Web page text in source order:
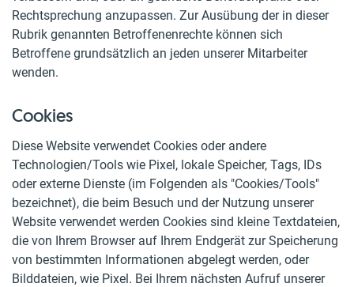
Rechtsprechung anzupassen. Zur Ausübung der in dieser
Rubrik genannten Betroffenenrechte können sich
Betroffene grundsätzlich an jeden unserer Mitarbeiter
wenden.
Cookies
Diese Website verwendet Cookies oder andere
Technologien/Tools wie Pixel, lokale Speicher, Tags, IDs
oder externe Dienste (im Folgenden als "Cookies/Tools"
bezeichnet), die beim Besuch und der Nutzung unserer
Website verwendet werden Cookies sind kleine Textdateien,
die von Ihrem Browser auf Ihrem Endgerät zur Speicherung
von bestimmten Informationen abgelegt werden, oder
Bilddateien, wie Pixel. Bei Ihrem nächsten Aufruf unserer